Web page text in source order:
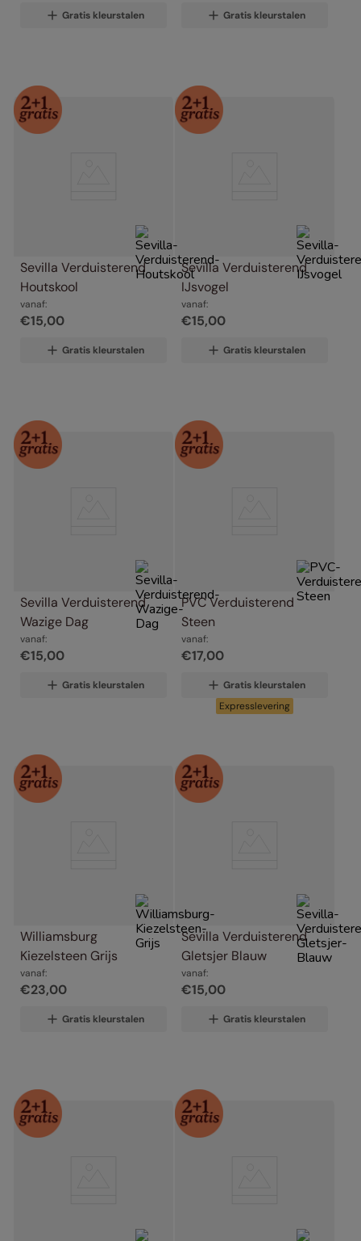
Gratis kleurstalen Gratis kleurstalen
Sevilla Verduisterend
Houtskool
vanaf:
€15,00
Gratis kleurstalen
Sevilla Verduisterend
IJsvogel
vanaf:
€15,00
Gratis kleurstalen
Sevilla Verduisterend
Wazige Dag
vanaf:
€15,00
Gratis kleurstalen
PVC Verduisterend
Steen
vanaf:
€17,00
Gratis kleurstalen
Expresslevering
Williamsburg
Kiezelsteen Grijs
vanaf:
€23,00
Gratis kleurstalen
Sevilla Verduisterend
Gletsjer Blauw
vanaf:
€15,00
Gratis kleurstalen